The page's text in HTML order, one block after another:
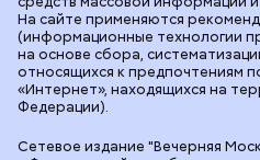
Сетевое издание "Вечерняя
На сайте применяются
(информационные технологии
на основе сбора,
относящихся к предпочтениям
«Интернет», находящихся на
Федерации).